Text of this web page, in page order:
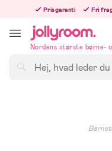
innehållet
Prisgaranti Fri
Nordens største børne-